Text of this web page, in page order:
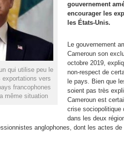
qui utilise peu le
exportations vers
francophones
même situation
gouvernement
encourager les
les États-Unis.
Le gouvernement
Cameroun son
octobre 2019,
non-respect de
le pays. Bien que
soient pas très
Cameroun est
crise sociopolitique
dans les deux
anglophones, dont les actes